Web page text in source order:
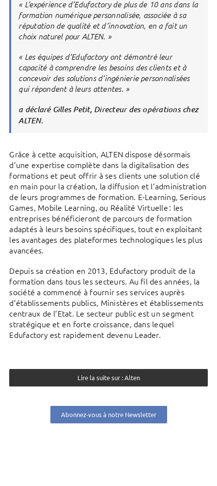
« L’expérience d’Edufactory de plus de 10 ans dans la
formation numérique personnalisée, associée à sa
réputation de qualité et d’innovation, en a fait un
choix naturel pour ALTEN. »
« Les équipes d’Edufactory ont démontré leur
capacité à comprendre les besoins des clients et à
concevoir des solutions d’ingénierie personnalisées
qui répondent à leurs attentes. »
a déclaré Gilles Petit, Directeur des opérations chez
ALTEN.
Grâce à cette acquisition, ALTEN dispose désormais
d’une expertise complète dans la digitalisation des
formations et peut offrir à ses clients une solution clé
en main pour la création, la diffusion et l’administration
de leurs programmes de formation. E-Learning, Serious
Games, Mobile Learning, ou Réalité Virtuelle : les
entreprises bénéficieront de parcours de formation
adaptés à leurs besoins spécifiques, tout en exploitant
les avantages des plateformes technologiques les plus
avancées.
Depuis sa création en 2013, Edufactory produit de la
formation dans tous les secteurs. Au fil des années, la
société a commencé à fournir ses services auprès
d’établissements publics, Ministères et établissements
centraux de l’Etat. Le secteur public est un segment
stratégique et en forte croissance, dans lequel
Edufactory est rapidement devenu Leader.
Lire la suite sur : Alten
Abonnez-vous à notre Newsletter